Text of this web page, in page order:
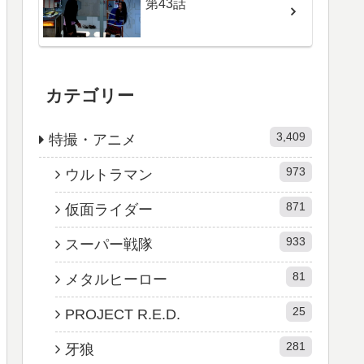
第43話
カテゴリー
特撮・アニメ 3,409
ウルトラマン 973
仮面ライダー 871
スーパー戦隊 933
メタルヒーロー 81
PROJECT R.E.D. 25
牙狼 281